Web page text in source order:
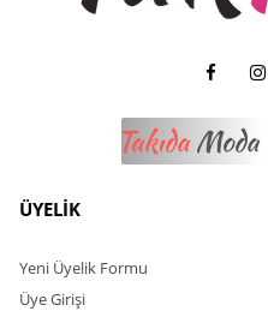
ÜYELİK
Yeni Üyelik Formu
Üye Girişi